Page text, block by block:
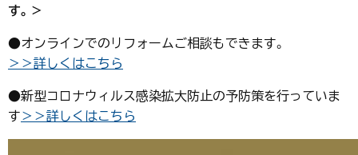
す。＞
●オンラインでのリフォームご相談もできます。
＞＞詳しくはこちら
●新型コロナウィルス感染拡大防止の予防策を行っていま
す＞＞詳しくはこちら